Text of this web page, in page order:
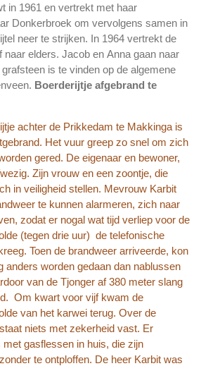
in 1961 en vertrekt met haar
Donkerbroek om vervolgens samen in
neer te strijken. In 1964 vertrekt de
elders. Jacob en Anna gaan naar
is te vinden op de algemene
Boerderijtje afgebrand te
achter de Prikkedam te Makkinga is
Het vuur greep zo snel om zich
gered. De eigenaar en bewoner,
Zijn vrouw en een zoontje, die
in veiligheid stellen. Mevrouw Karbit
te kunnen alarmeren, zich naar
zodat er nogal wat tijd verliep voor de
(tegen drie uur) de telefonische
Toen de brandweer arriveerde, kon
anders worden gedaan dan nablussen
van de Tjonger af 380 meter slang
Om kwart voor vijf kwam de
van het karwei terug. Over de
niets met zekerheid vast. Er
gasflessen in huis, die zijn
te ontploffen. De heer Karbit was